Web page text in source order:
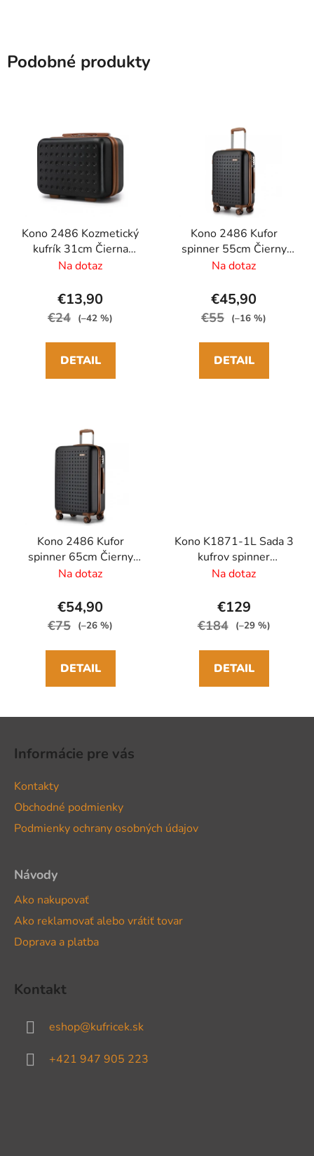
Podobné produkty
Kono 2486 Kozmetický
kufrík 31cm Čierna
ABS/Polykarbonát
Na dotaz
€13,90
€24 (–42 %)
DETAIL
Kono 2486 Kufor
spinner 55cm Čierny
ABS/Polykarbonát
Na dotaz
€45,90
€55 (–16 %)
DETAIL
Kono 2486 Kufor
spinner 65cm Čierny
ABS/Polykarbonát
Na dotaz
€54,90
€75 (–26 %)
DETAIL
Kono K1871-1L Sada 3
kufrov spinner
52/65/75cm Čierny
Na dotaz
€129
€184 (–29 %)
DETAIL
Informácie pre vás
Kontakty
Obchodné podmienky
Podmienky ochrany osobných údajov
Návody
Ako nakupovať
Ako reklamovať alebo vrátiť tovar
Doprava a platba
Kontakt
eshop@kufricek.sk
+421 947 905 223